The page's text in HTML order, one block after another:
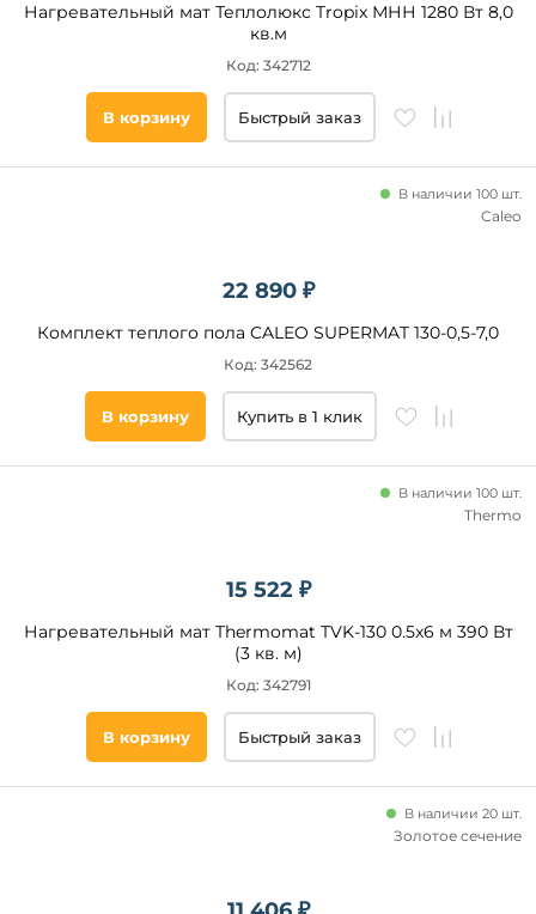
Нагревательный мат Теплолюкс Tropix МНН 1280 Вт 8,0
кв.м
Код: 342712
В корзину Быстрый заказ
22 890 ₽
Комплект теплого пола CALEO SUPERMAT 130-0,5-7,0
В наличии 100 шт.
Код: 342562
Caleo
В корзину Купить в 1 клик
15 522 ₽
Нагревательный мат Thermomat TVK-130 0.5x6 м 390 Вт
(3 кв. м)
В наличии 100 шт.
Код: 342791
Thermo
В корзину Быстрый заказ
В наличии 20 шт.
Золотое сечение